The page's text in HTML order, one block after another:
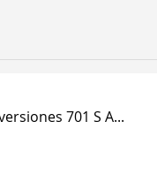
701 S A...